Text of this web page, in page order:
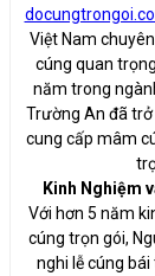
Việt Nam
cúng quan
năm trong
Trường An đã
cung cấp mâm
Kinh Nghiệm
Với hơn 5 năm
cúng trọn gói,
nghi lễ cúng